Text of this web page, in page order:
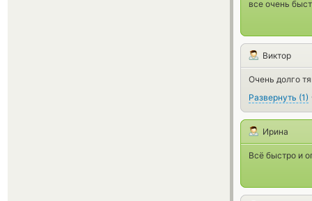
все очень
Виктор
Очень долго
Развернуть (1)
Ирина
Всё быстро и